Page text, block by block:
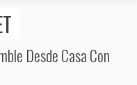
Desde Casa Con